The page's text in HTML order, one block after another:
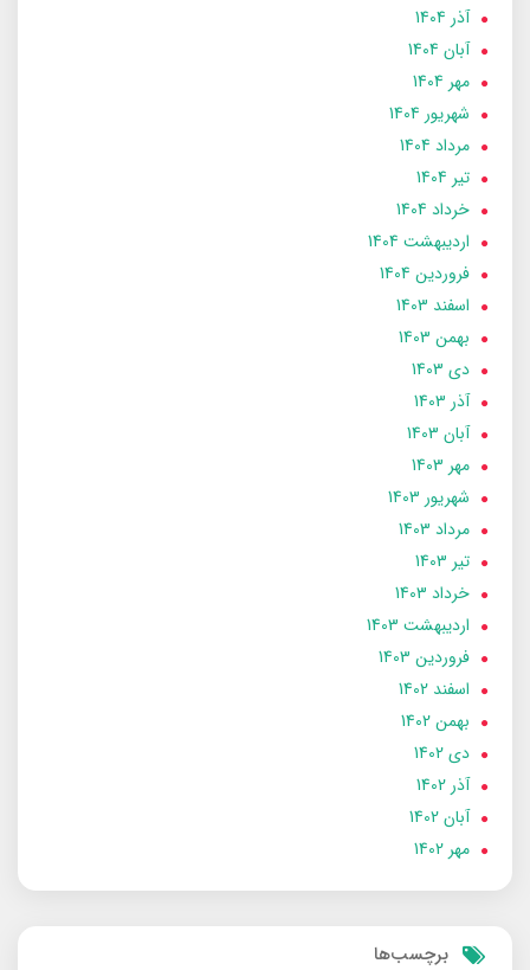
آذر 1404
آبان 1404
مهر 1404
شهریور 1404
مرداد 1404
تير 1404
خرداد 1404
ارديبهشت 1404
فروردین 1404
اسفند 1403
بهمن 1403
دی 1403
آذر 1403
آبان 1403
مهر 1403
شهریور 1403
مرداد 1403
تير 1403
خرداد 1403
ارديبهشت 1403
فروردین 1403
اسفند 1402
بهمن 1402
دی 1402
آذر 1402
آبان 1402
مهر 1402
برچسب‌ها